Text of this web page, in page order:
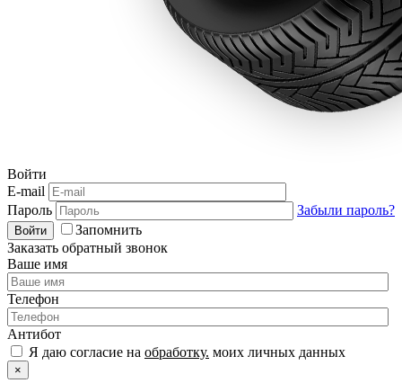
Войти
E-mail
Пароль
Забыли пароль?
Войти
Запомнить
Заказать обратный звонок
Ваше имя
Телефон
Антибот
Я даю согласие на обработку. моих личных данных
×